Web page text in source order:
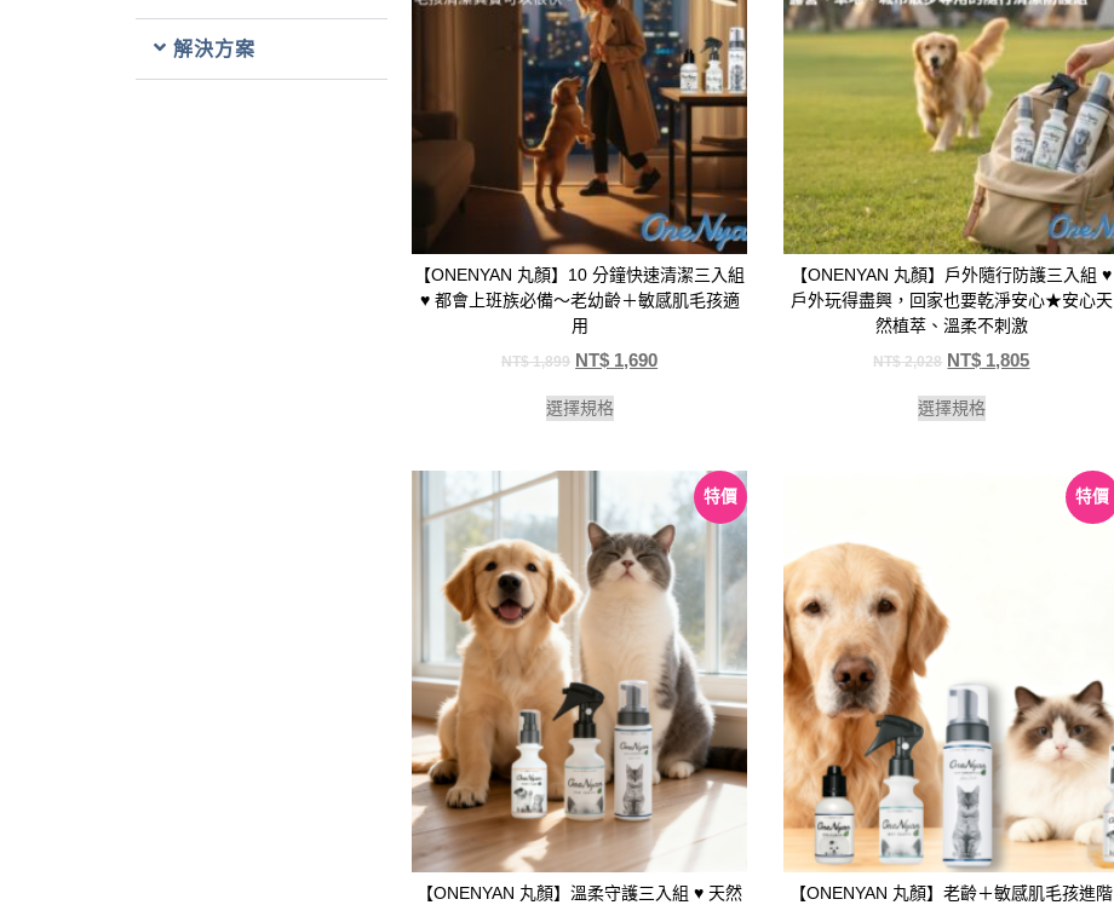
解決方案
【ONENYAN 丸顏】10 分鐘快速清潔三入組
♥️ 都會上班族必備～老幼齡＋敏感肌毛孩適
用
NT$1,899 NT$ 1,690
選擇規格
【ONENYAN 丸顏】戶外隨行防護三入組 ♥️
戶外玩得盡興，回家也要乾淨安心★安心天
然植萃、溫柔不刺激
NT$2,028 NT$ 1,805
選擇規格
特價
【ONENYAN 丸顏】溫柔守護三入組 ♥️ 天然
特價
【ONENYAN 丸顏】老齡＋敏感肌毛孩進階